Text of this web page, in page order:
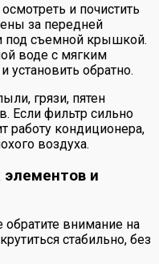
и почистить
за передней
под съемной крышкой.
воде с мягким
обратно.
грязи, пятен
Если фильтр сильно
работу кондиционера,
воздуха.
элементов и
внимание на
стабильно, без